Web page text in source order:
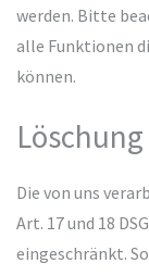
werden. Bitte
alle Funktionen
können.
Die von uns
Art. 17 und 18
eingeschränkt.